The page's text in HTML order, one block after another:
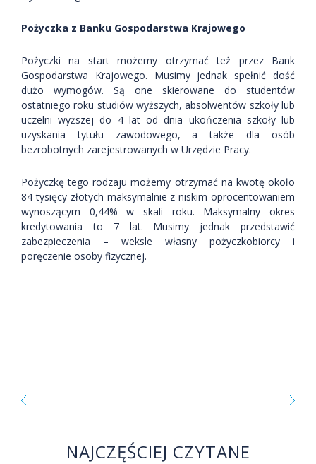
Pożyczka z Banku Gospodarstwa Krajowego
Pożyczki na start możemy otrzymać też przez Bank
Gospodarstwa Krajowego. Musimy jednak spełnić dość
dużo wymogów. Są one skierowane do studentów
ostatniego roku studiów wyższych, absolwentów szkoły lub
uczelni wyższej do 4 lat od dnia ukończenia szkoły lub
uzyskania tytułu zawodowego, a także dla osób
bezrobotnych zarejestrowanych w Urzędzie Pracy.
Pożyczkę tego rodzaju możemy otrzymać na kwotę około
84 tysięcy złotych maksymalnie z niskim oprocentowaniem
wynoszącym 0,44% w skali roku. Maksymalny okres
kredytowania to 7 lat. Musimy jednak przedstawić
zabezpieczenia – weksle własny pożyczkobiorcy i
poręczenie osoby fizycznej.
NAJCZĘŚCIEJ CZYTANE